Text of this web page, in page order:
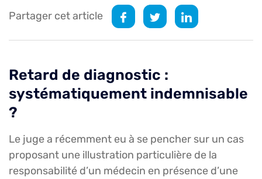
Partager cet article
Retard de diagnostic :
systématiquement indemnisable
?
Le juge a récemment eu à se pencher sur un cas
proposant une illustration particulière de la
responsabilité d’un médecin en présence d’une